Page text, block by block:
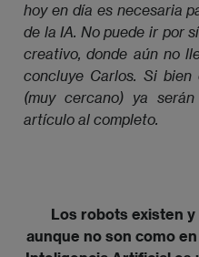
hoy en día es necesaria
de la IA. No puede ir por
creativo, donde aún no
concluye Carlos. Si
(muy cercano) ya
artículo al completo.
Los robots existen
aunque no son como